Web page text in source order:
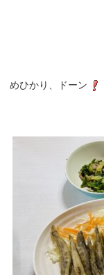
めひかり、ドーン